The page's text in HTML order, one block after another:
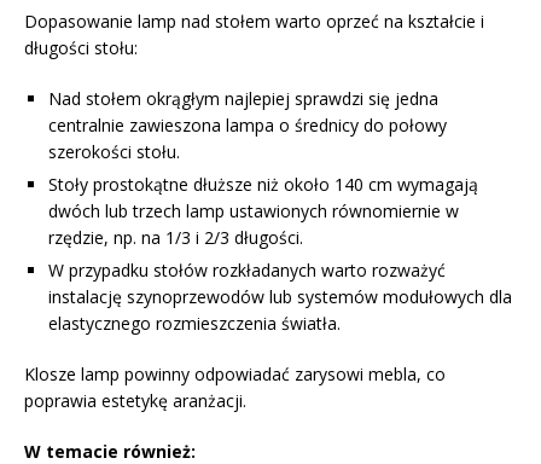
Dopasowanie lamp nad stołem warto oprzeć na kształcie i
długości stołu:
Nad stołem okrągłym najlepiej sprawdzi się jedna
centralnie zawieszona lampa o średnicy do połowy
szerokości stołu.
Stoły prostokątne dłuższe niż około 140 cm wymagają
dwóch lub trzech lamp ustawionych równomiernie w
rzędzie, np. na 1/3 i 2/3 długości.
W przypadku stołów rozkładanych warto rozważyć
instalację szynoprzewodów lub systemów modułowych dla
elastycznego rozmieszczenia światła.
Klosze lamp powinny odpowiadać zarysowi mebla, co
poprawia estetykę aranżacji.
W temacie również: